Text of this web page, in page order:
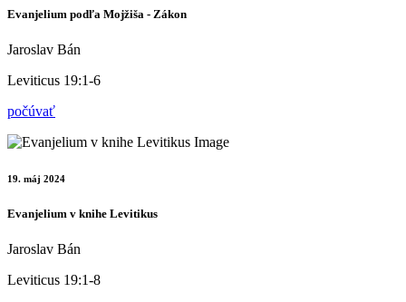
Evanjelium podľa Mojžiša - Zákon
Jaroslav Bán
Leviticus 19:1-6
počúvať
19. máj 2024
Evanjelium v knihe Levitikus
Jaroslav Bán
Leviticus 19:1-8